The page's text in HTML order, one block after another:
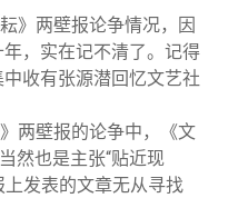
》两壁报论争情况，因
，实在记不清了。记得
收有张源潜回忆文艺社
两壁报的论争中，《文
然也是主张“贴近现
上发表的文章无从寻找